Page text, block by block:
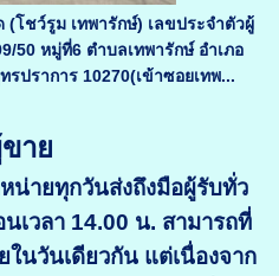
โชว์รูม เทพารักษ์) เลขประจำตัวผู้
50 หมู่ที่6 ตำบลเทพารักษ์ อำเภอ
รปราการ 10270(เข้าซอยเทพ...
าย
น่ายทุกวันส่งถึงมือผู้รับทั่ว
เวลา 14.00 น. สามารถที่
ในวันเดียวกัน แต่เนื่องจาก